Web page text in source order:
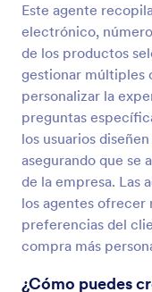
Este agente
electrónico,
de los productos
gestionar múltiples
personalizar la
preguntas
los usuarios
asegurando que se
de la empresa. Las
los agentes ofrecer
preferencias del
compra más
¿Cómo puedes